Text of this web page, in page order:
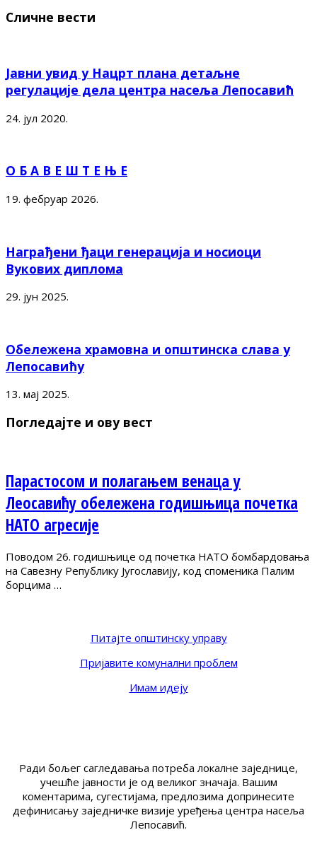
Сличне вести
Јавни увид у Нацрт плана детаљне
регулације дела центра насеља Лепосавић
24. јул 2020.
О Б А В Е Ш Т Е Њ Е
19. фебруар 2026.
Награђени ђаци генерација и носиоци
Вукових диплома
29. јун 2025.
Обележена храмовна и општинска слава у
Лепосавићу
13. мај 2025.
Погледајте и ову вест
Парастосом и полагањем венаца у
Леосавићу обележена годишњица почетка
НАТО агресије
Поводом 26. годишњице од почетка НАТО бомбардовања
на Савезну Републику Југославију, код споменика Палим
борцима …
Питајте општинску управу
Пријавите комунални проблем
Имам идеју
Ради бољег сагледавања потреба локалне заједнице,
учешће јавности је од великог значаја. Вашим
коментарима, сугестијама, предлозима допринесите
дефинисању заједничке визије уређења центра насеља
Лепосавић.